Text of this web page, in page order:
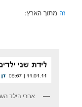
זה מתוך הארץ:
אחרי הילד